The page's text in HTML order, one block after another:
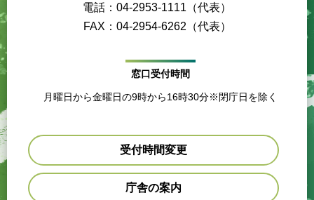
電話：04-2953-1111（代表）
FAX：04-2954-6262（代表）
窓口受付時間
月曜日から金曜日の9時から16時30分※閉庁日を除く
受付時間変更
庁舎の案内